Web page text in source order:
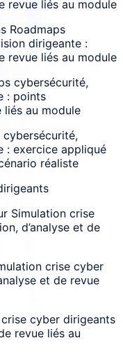
revue liés au module
Roadmaps
dirigeante :
revue liés au module
cybersécurité,
: points
liés au module
cybersécurité,
: exercice appliqué
réaliste
Simulation crise
d’analyse et de
crise cyber
et de revue
cyber dirigeants
revue liés au